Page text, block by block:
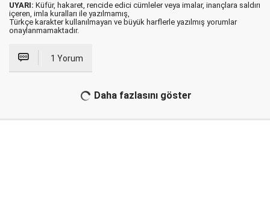
UYARI: Küfür, hakaret, rencide edici cümleler veya imalar, inançlara saldırı
içeren, imla kuralları ile yazılmamış,
Türkçe karakter kullanılmayan ve büyük harflerle yazılmış yorumlar
onaylanmamaktadır.
1 Yorum
Daha fazlasını göster